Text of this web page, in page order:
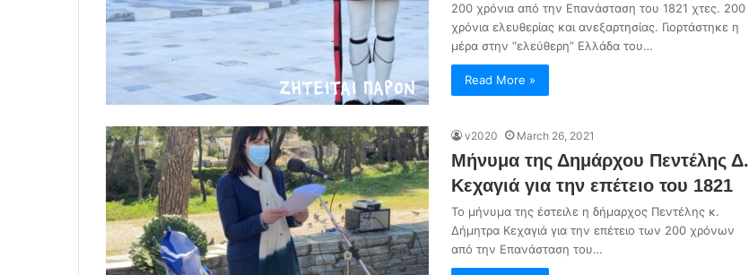
200 χρόνια από την Επανάσταση του 1821 χτες. 200
χρόνια ελευθερίας και ανεξαρτησίας. Γιορτάστηκε η
μέρα στην “ελεύθερη” Ελλάδα του…
Read More »
v2020 March 26, 2021
Μήνυμα της Δημάρχου Πεντέλης Δ.
Κεχαγιά για την επέτειο του 1821
Το μήνυμα της έστειλε η δήμαρχος Πεντέλης κ.
Δήμητρα Κεχαγιά για την επέτειο των 200 χρόνων
από την Επανάσταση του…